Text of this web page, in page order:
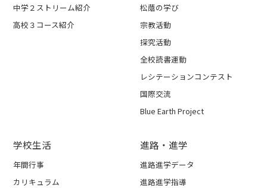
中学２ストリーム紹介
高校３コース紹介
松蔭の学び
宗教活動
探究活動
全校読書運動
レシテーションコンテスト
国際交流
Blue Earth Project
学校生活
年間行事
カリキュラム
進路・進学
進路進学データ
進路進学指導